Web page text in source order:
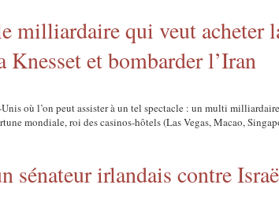
milliardaire qui veut acheter
et bombarder l’Iran
où l’on peut assister à un tel spectacle : un multi
mondiale, roi des casinos-hôtels (Las Vegas, Macao,
sénateur irlandais contre